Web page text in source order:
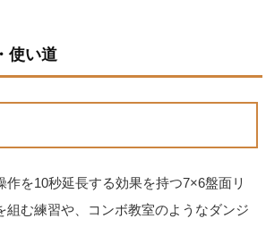
使い道
作を10秒延長する効果を持つ7×6盤面リ
組む練習や、コンボ教室のようなダンジ